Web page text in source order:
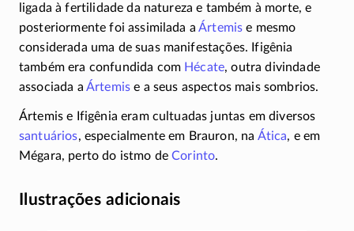
ligada à fertilidade da natureza e também à morte, e
posteriormente foi assimilada aÁrtemis e mesmo
considerada uma de suas manifestações. Ifigênia
também era confundida com Hécate, outra divindade
associada a Ártemis e a seus aspectos mais sombrios.
Ártemis e Ifigênia eram cultuadas juntas em diversos
santuários, especialmente em Brauron, na Ática, e em
Mégara, perto do istmo deCorinto.
Ilustrações adicionais